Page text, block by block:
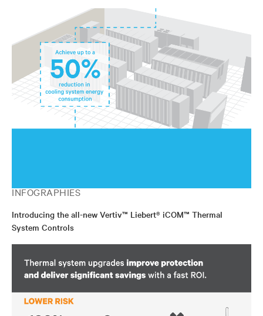
INFOGRAPHIES
Introducing the all-new Vertiv™ Liebert® iCOM™ Thermal
System Controls